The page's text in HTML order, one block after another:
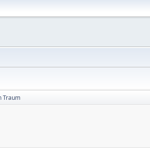
Traum